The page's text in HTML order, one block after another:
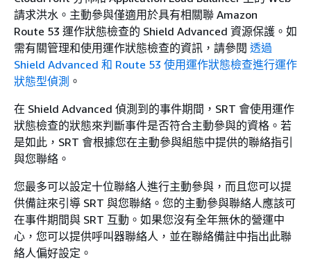
請求洪水。主動參與僅適用於具有相關聯 Amazon
Route 53 運作狀態檢查的 Shield Advanced 資源保護。如
需有關管理和使用運作狀態檢查的資訊，請參閱 透過
Shield Advanced 和 Route 53 使用運作狀態檢查進行運作
狀態型偵測 。
在 Shield Advanced 偵測到的事件期間，SRT 會使用運作
狀態檢查的狀態來判斷事件是否符合主動參與的資格。若
是如此，SRT 會根據您在主動參與組態中提供的聯絡指引
與您聯絡。
您最多可以設定十位聯絡人進行主動參與，而且您可以提
供備註來引導 SRT 與您聯絡。您的主動參與聯絡人應該可
在事件期間與 SRT 互動。如果您沒有全年無休的營運中
心，您可以提供呼叫器聯絡人，並在聯絡備註中指出此聯
絡人偏好設定。